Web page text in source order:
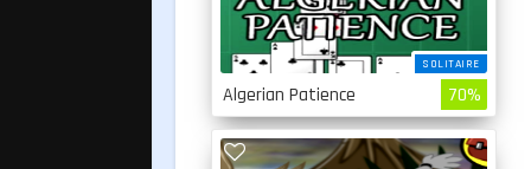
SOLITAIRE
Algerian Patience 70%